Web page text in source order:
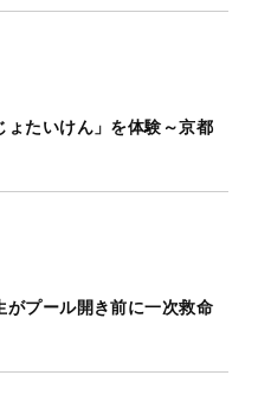
ょたいけん」を体験～京都
がプール開き前に一次救命